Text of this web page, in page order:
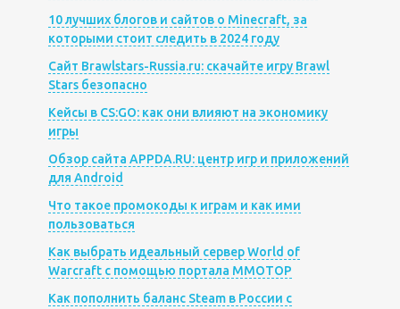
10 лучших блогов и сайтов о Minecraft, за
которыми стоит следить в 2024 году
Сайт Brawlstars-Russia.ru: скачайте игру Brawl
Stars безопасно
Кейсы в CS:GO: как они влияют на экономику
игры
Обзор сайта APPDA.RU: центр игр и приложений
для Android
Что такое промокоды к играм и как ими
пользоваться
Как выбрать идеальный сервер World of
Warcraft с помощью портала MMOTOP
Как пополнить баланс Steam в России с